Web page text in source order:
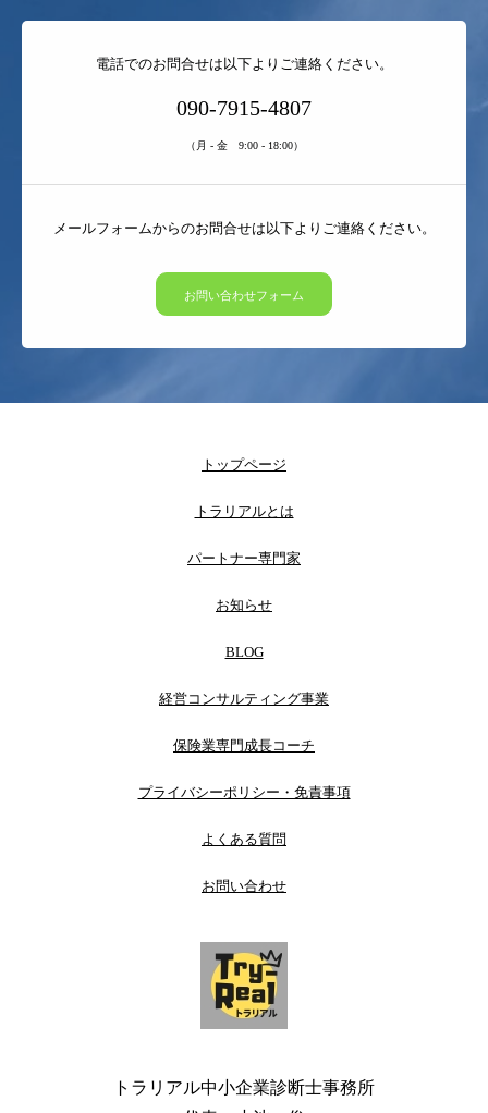
電話でのお問合せは以下よりご連絡ください。
090-7915-4807
（月 - 金 9:00 - 18:00）
メールフォームからのお問合せは以下よりご連絡ください。
お問い合わせフォーム
トップページ
トラリアルとは
パートナー専門家
お知らせ
BLOG
経営コンサルティング事業
保険業専門成長コーチ
プライバシーポリシー・免責事項
よくある質問
お問い合わせ
トラリアル中小企業診断士事務所